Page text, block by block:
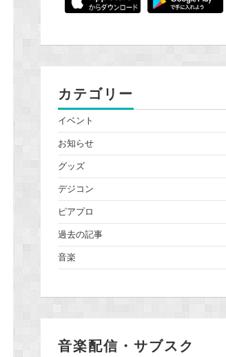
カテゴリー
イベント
お知らせ
グッズ
デジコン
ピアプロ
過去の記事
音楽
音楽配信・サブスク